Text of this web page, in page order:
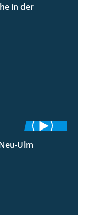
in der
Ulm